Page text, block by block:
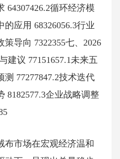
64307426.2循环经济模
应用 68326056.3行业
导向 7322355七、2026
建议 77151657.1未来五
77277847.2技术迭代
8182577.3企业战略调整
布市场在宏观经济温和